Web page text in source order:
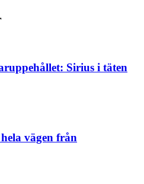
Sirius i täten
vägen från